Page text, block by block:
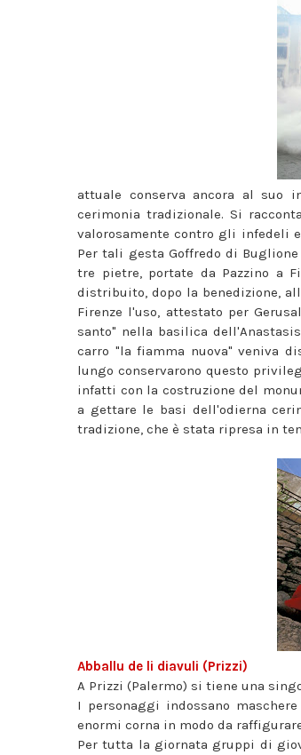
attuale conserva ancora al suo
cerimonia tradizionale. Si
valorosamente contro gli infedeli
Per tali gesta Goffredo di
tre pietre, portate da Pazzino a
distribuito, dopo la benedizione,
Firenze l'uso, attestato per
santo" nella basilica
carro "la fiamma nuova" veniva
lungo conservarono questo
infatti con la costruzione del
a gettare le basi dell'odierna
tradizione, che è stata ripresa in
Abballu de li diavuli (Prizzi)
A Prizzi (Palermo) si tiene una
I personaggi indossano
enormi corna in modo da
Per tutta la giornata gruppi di